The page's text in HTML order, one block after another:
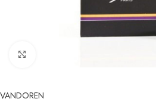
VANDOREN